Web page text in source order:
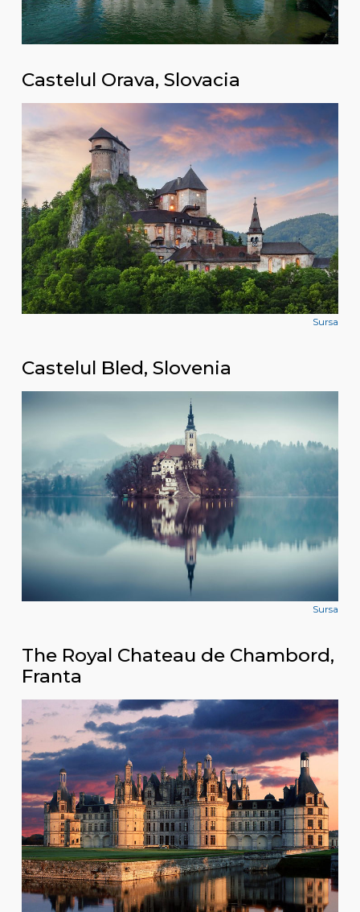
Castelul Orava, Slovacia
Sursa
Castelul Bled, Slovenia
Sursa
The Royal Chateau de Chambord,
Franta